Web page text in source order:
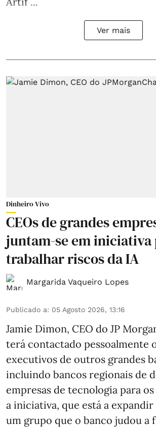
Ver mais
Dinheiro Vivo
CEOs de grandes
juntam-se em iniciativa
trabalhar riscos da IA
Margarida Vaqueiro Lopes
Publicado a: 05 Agosto 2026, 13:16
Jamie Dimon, CEO do JP
terá contactado pessoalmente
executivos de outros grandes
incluindo bancos regionais de
empresas de tecnologia para
a iniciativa, que está a
um grupo que o banco judou a